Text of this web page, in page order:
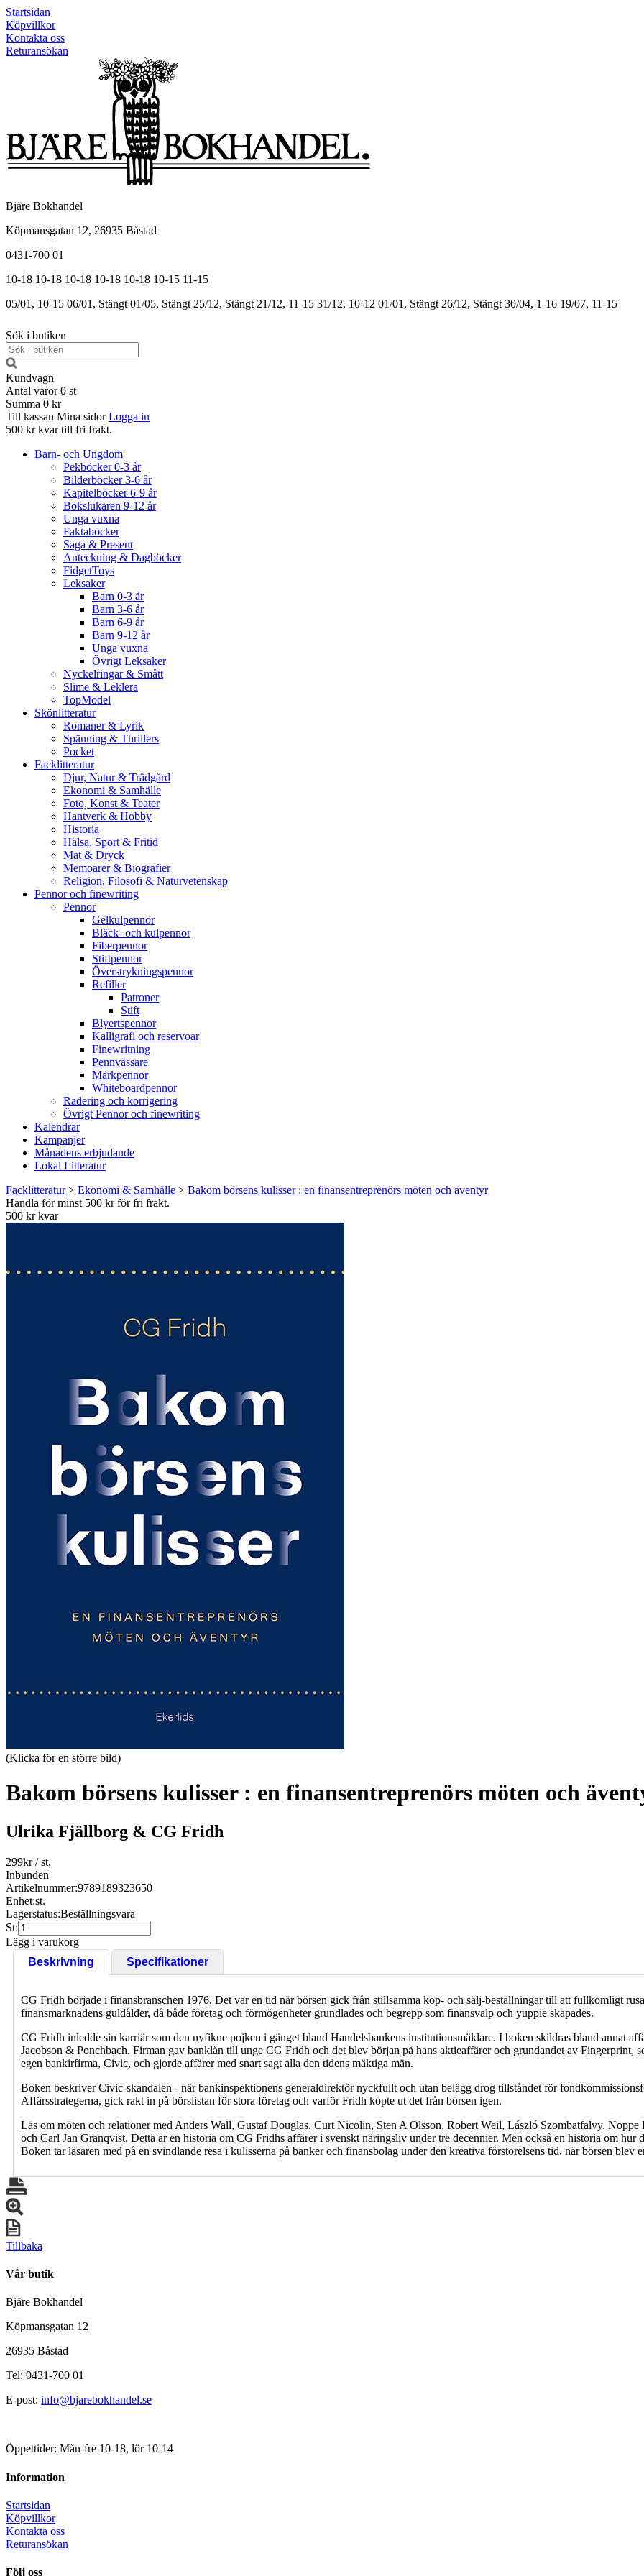
Startsidan
Köpvillkor
Kontakta oss
Returansökan
Bjäre Bokhandel
Köpmansgatan 12, 26935 Båstad
0431-700 01
10-18 10-18 10-18 10-18 10-18 10-15 11-15
05/01, 10-15 06/01, Stängt 01/05, Stängt 25/12, Stängt 21/12, 11-15 31/12, 10-12 01/01, Stängt 26/12, Stängt 30/04, 1-16 19/07, 11-15
Sök i butiken
Kundvagn
Antal varor 0 st
Summa 0 kr
Till kassan Mina sidor Logga in
500 kr kvar till fri frakt.
Barn- och Ungdom
Pekböcker 0-3 år
Bilderböcker 3-6 år
Kapitelböcker 6-9 år
Bokslukaren 9-12 år
Unga vuxna
Faktaböcker
Saga & Present
Anteckning & Dagböcker
FidgetToys
Leksaker
Barn 0-3 år
Barn 3-6 år
Barn 6-9 år
Barn 9-12 år
Unga vuxna
Övrigt Leksaker
Nyckelringar & Smått
Slime & Leklera
TopModel
Skönlitteratur
Romaner & Lyrik
Spänning & Thrillers
Pocket
Facklitteratur
Djur, Natur & Trädgård
Ekonomi & Samhälle
Foto, Konst & Teater
Hantverk & Hobby
Historia
Hälsa, Sport & Fritid
Mat & Dryck
Memoarer & Biografier
Religion, Filosofi & Naturvetenskap
Pennor och finewriting
Pennor
Gelkulpennor
Bläck- och kulpennor
Fiberpennor
Stiftpennor
Överstrykningspennor
Refiller
Patroner
Stift
Blyertspennor
Kalligrafi och reservoar
Finewritning
Pennvässare
Märkpennor
Whiteboardpennor
Radering och korrigering
Övrigt Pennor och finewriting
Kalendrar
Kampanjer
Månadens erbjudande
Lokal Litteratur
Facklitteratur> Ekonomi & Samhälle > Bakom börsens kulisser : en finansentreprenörs möten och äventyr
Handla för minst 500 kr för fri frakt.
500 kr kvar
(Klicka för en större bild)
Bakom börsens kulisser : en finansentreprenörs möten och
Ulrika Fjällborg & CG Fridh
299kr/ st.
Inbunden
Artikelnummer:9789189323650
Enhet:st.
Lagerstatus:Beställningsvara
St:
Lägg i varukorg
Beskrivning
Specifikationer
CG Fridh började i finansbranschen 1976. Det var en tid när börsen gick från stillsamma köp- och sälj-beställningar till att fullkomligt
finansmarknadens guldålder, då både företag och förmögenheter grundlades och begrepp som finansvalp och yuppie skapades.
CG Fridh inledde sin karriär som den nyfikne pojken i gänget bland Handelsbankens institutionsmäklare. I boken skildras bland annat
Jacobson & Ponchbach. Firman gav banklån till unge CG Fridh och det blev början på hans aktieaffärer och grundandet av Fingerprint,
egen bankirfirma, Civic, och gjorde affärer med snart sagt alla den tidens mäktiga män.
Boken beskriver Civic-skandalen - när bankinspektionens generaldirektör nyckfullt och utan belägg drog tillståndet för
Affärsstrategerna, gick rakt in på börslistan för stora företag och varför Fridh köpte ut det från börsen igen.
Läs om möten och relationer med Anders Wall, Gustaf Douglas, Curt Nicolin, Sten A Olsson, Robert Weil, László Szombatfalvy,
och Carl Jan Granqvist. Detta är en historia om CG Fridhs affärer i svenskt näringsliv under tre decennier. Men också en historia om hur
Boken tar läsaren med på en svindlande resa i kulisserna på banker och finansbolag under den kreativa förstörelsens tid, när börsen blev
Tillbaka
Vår butik
Bjäre Bokhandel
Köpmansgatan 12
26935 Båstad
Tel: 0431-700 01
E-post: info@bjarebokhandel.se
Öppettider: Mån-fre 10-18, lör 10-14
Information
Startsidan
Köpvillkor
Kontakta oss
Returansökan
Följ oss